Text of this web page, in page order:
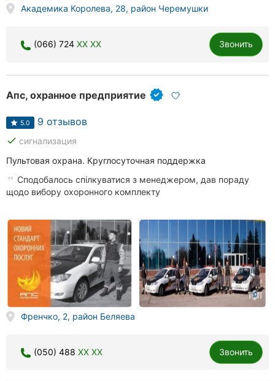
Академика Королева, 28, район Черемушки
(066) 724 XX XX Звонить
Апс, охранное предприятие
5.0 9 отзывов
done сигнализация
Пультовая охрана. Круглосуточная поддержка
Сподобалось спілкуватися з менеджером, дав пораду
щодо вибору охоронного комплекту
Френчко, 2, район Беляева
(050) 488 XX XX Звонить